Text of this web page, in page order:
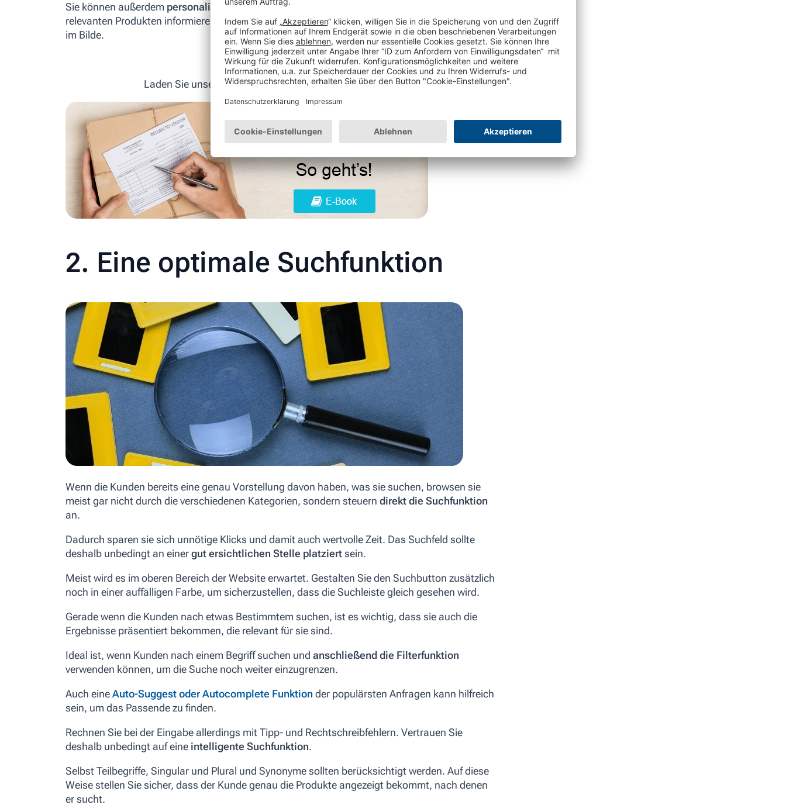
Sie können außerdem personalisierte E-Mails erstellen
relevanten Produkten informieren. So sind Ihre Kunden stets über für sie interessante Produkte
im Bilde.
...
Laden Sie unser kostenloses Retouren-Whitepaper herunter!
2. Eine optimale Suchfunktion
Wenn die Kunden bereits eine genau Vorstellung davon haben, was sie suchen, browsen sie
meist gar nicht durch die verschiedenen Kategorien, sondern steuern direkt die Suchfunktion
an.
Dadurch sparen sie sich unnötige Klicks und damit auch wertvolle Zeit. Das Suchfeld sollte
deshalb unbedingt an einergut ersichtlichen Stelle platziertsein.
Meist wird es im oberen Bereich der Website erwartet. Gestalten Sie den Suchbutton zusätzlich
noch in einer auffälligen Farbe, um sicherzustellen, dass die Suchleiste gleich gesehen wird.
Gerade wenn die Kunden nach etwas Bestimmtem suchen, ist es wichtig, dass sie auch die
Ergebnisse präsentiert bekommen, die relevant für sie sind.
Ideal ist, wenn Kunden nach einem Begriff suchen und anschließend die Filterfunktion
verwenden können, um die Suche noch weiter einzugrenzen.
Auch eineAuto-Suggest oder Autocomplete Funktion der populärsten Anfragen kann hilfreich
sein, um das Passende zu finden.
Rechnen Sie bei der Eingabe allerdings mit Tipp- und Rechtschreibfehlern. Vertrauen Sie
deshalb unbedingt auf eine intelligente Suchfunktion.
Selbst Teilbegriffe, Singular und Plural und Synonyme sollten berücksichtigt werden. Auf diese
Weise stellen Sie sicher, dass der Kunde genau die Produkte angezeigt bekommt, nach denen
er sucht.